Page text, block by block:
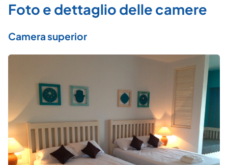
Foto e dettaglio delle camere
Camera superior